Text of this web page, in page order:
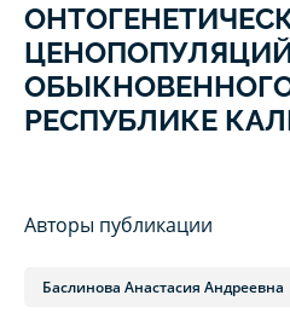
РЕСПУБЛИКЕ
Авторы публикации
Баслинова Анастасия Андреевна